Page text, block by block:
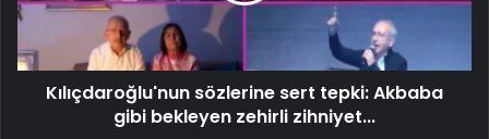
Kılıçdaroğlu'nun sözlerine sert tepki: Akbaba
gibi bekleyen zehirli zihniyet...